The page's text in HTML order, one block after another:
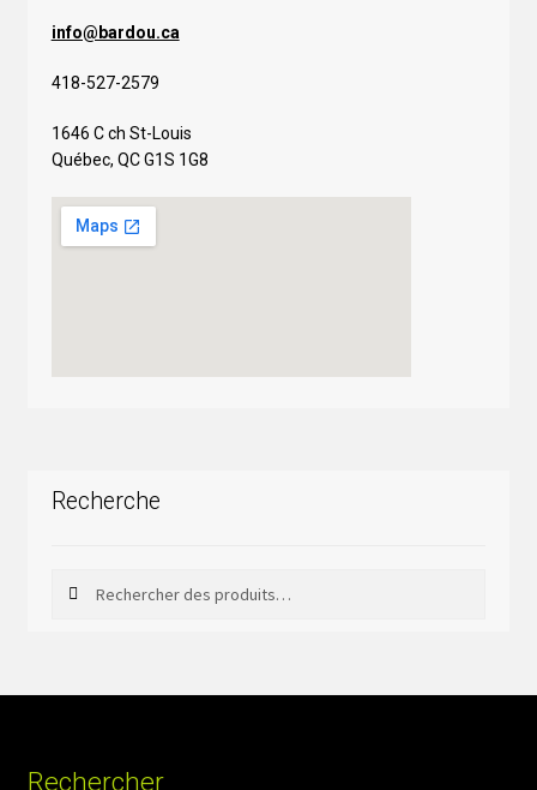
info@bardou.ca
418-527-2579
1646 C ch St-Louis
Québec, QC G1S 1G8
Recherche
Rechercher